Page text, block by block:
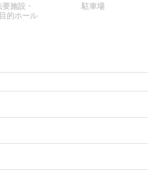
要施設・
的ホール
駐車場